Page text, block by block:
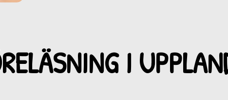
SNINGI